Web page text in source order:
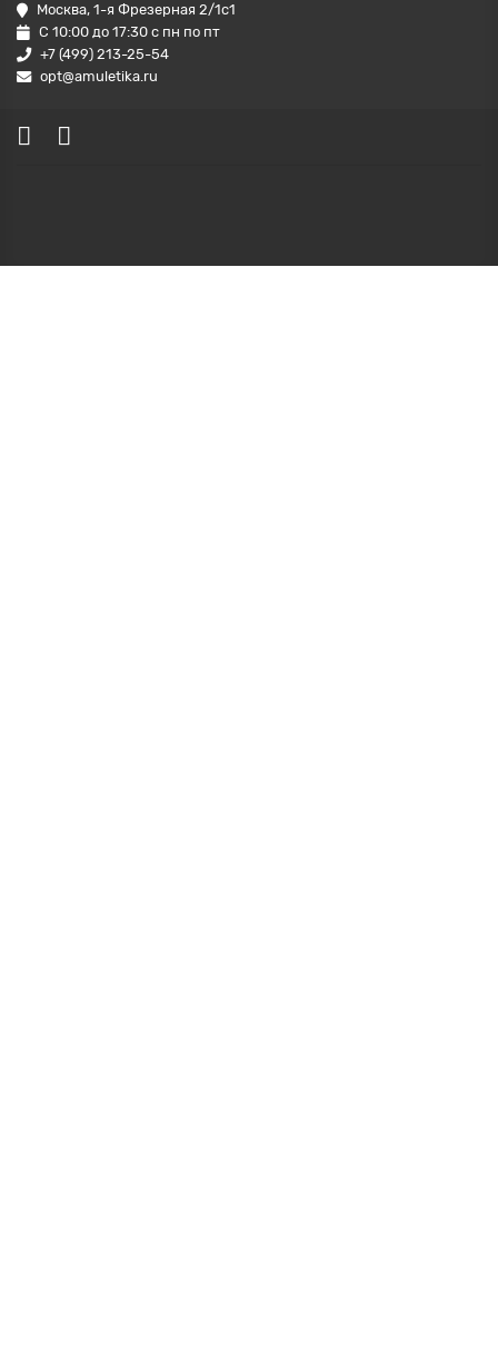
Москва, 1-я Фрезерная 2/1с1
С 10:00 до 17:30 с пн по пт
+7 (499) 213-25-54
opt@amuletika.ru